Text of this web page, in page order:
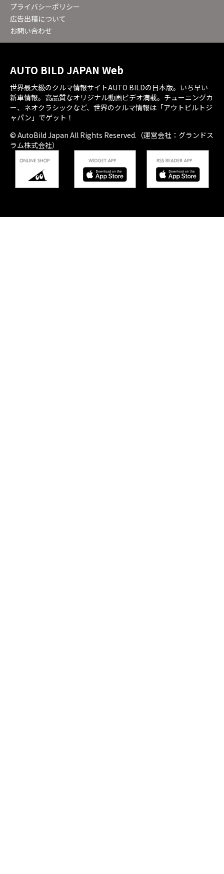
プライバシーポリシー
広告出稿について
お問い合わせ
AUTO BILD JAPAN Web
世界最大級のクルマ情報サイトAUTO BILDの日本版。いち早い
新車情報。高品質なオリジナル動画ビデオ満載。チューニングカ
ー、ネオクラシックなど、世界のクルマ情報は「アウトビルトジ
ャパン」でゲット！
© AutoBild Japan All Rights Reserved.（運営会社：グランドス
ラム株式会社）